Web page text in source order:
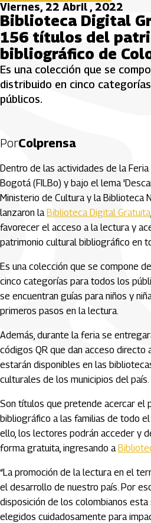
Viernes, 22 Abril , 2022
Biblioteca Digital
156 títulos del
bibliográfico de
Es una colección que se
distribuido en cinco
públicos.
PorColprensa
Dentro de las actividades de la
Bogotá (FILBo) y bajo el lema
Ministerio de Cultura y la Biblioteca
lanzaron laBiblioteca Digital Gratuita
favorecer el acceso a la lectura y
patrimonio cultural bibliográfico en
Es una colección que se compone
cinco categorías para todos los
se encuentran guías para niños y
primeros pasos en la lectura.
Además, durante la feria se
códigos QR que dan acceso directo
estarán disponibles en las
culturales de los municipios del país.
Son títulos que pretende acercar el
bibliográfico a las familias de todo
ello, los lectores podrán acceder y
forma gratuita, ingresando a
“La promoción de la lectura en el
el desarrollo de nuestro país. Por
disposición de los colombianos esta
elegidos cuidadosamente para